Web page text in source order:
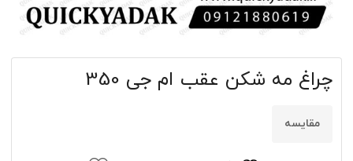
چراغ مه شکن عقب ام جی 350
مقایسه